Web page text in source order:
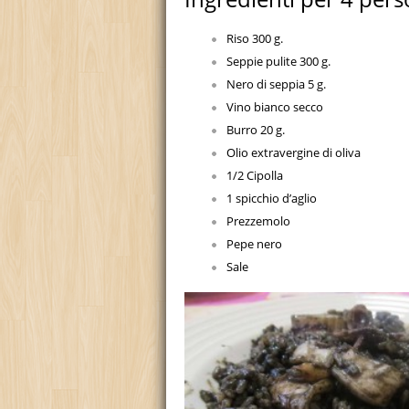
Riso 300 g.
Seppie pulite 300 g.
Nero di seppia 5 g.
Vino bianco secco
Burro 20 g.
Olio extravergine di oliva
1/2 Cipolla
1 spicchio d’aglio
Prezzemolo
Pepe nero
Sale